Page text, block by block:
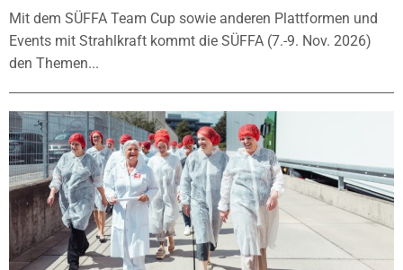
Mit dem SÜFFA Team Cup sowie anderen Plattformen und
Events mit Strahlkraft kommt die SÜFFA (7.-9. Nov. 2026)
den Themen...